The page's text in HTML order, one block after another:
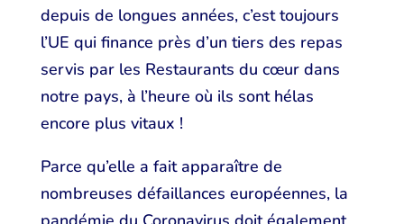
depuis de longues années, c’est toujours
l’UE qui finance près d’un tiers des repas
servis par les Restaurants du cœur dans
notre pays, à l’heure où ils sont hélas
encore plus vitaux !
Parce qu’elle a fait apparaître de
nombreuses défaillances européennes, la